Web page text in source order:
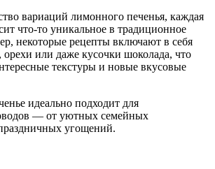
вариаций лимонного печенья, каждая
что-то уникальное в традиционное
некоторые рецепты включают в себя
орехи или даже кусочки шоколада, что
текстуры и новые вкусовые
идеально подходит для
— от уютных семейных
угощений.